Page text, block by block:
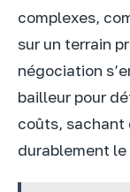
complexes,
sur un terrain
négociation
bailleur pour
coûts, sachant
durablement le